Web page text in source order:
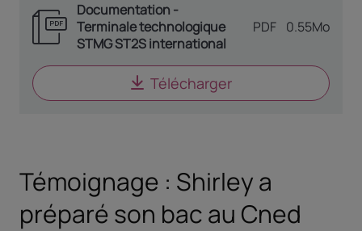
Documentation -
Terminale technologique
STMG ST2S international
TYPE DE
PDF 0.55Mo
Téléchargerle document
Témoignage : Shirley a
préparé son bac au Cned